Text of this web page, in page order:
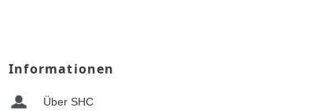
Informationen
Über SHC